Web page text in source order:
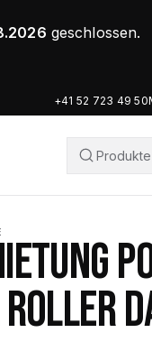
geschlossen.
+41 52 723 49 50